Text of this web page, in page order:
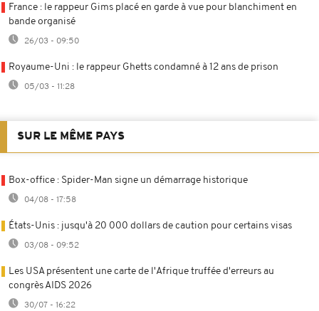
France : le rappeur Gims placé en garde à vue pour blanchiment en
bande organisé
26/03 - 09:50
Royaume-Uni : le rappeur Ghetts condamné à 12 ans de prison
05/03 - 11:28
SUR LE MÊME PAYS
Box-office : Spider-Man signe un démarrage historique
04/08 - 17:58
États-Unis : jusqu'à 20 000 dollars de caution pour certains visas
03/08 - 09:52
Les USA présentent une carte de l'Afrique truffée d'erreurs au
congrès AIDS 2026
30/07 - 16:22